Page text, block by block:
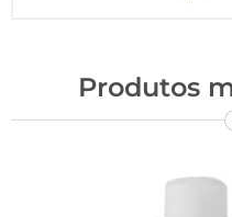
Produtos